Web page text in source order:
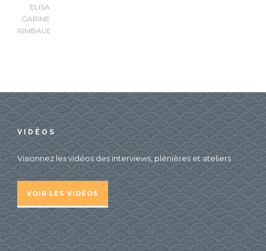
ELISA
GARINE
RIMBAUD
VIDÉOS
Visionnez les vidéos des interviews, plénières et ateliers
VOIR LES VIDÉOS